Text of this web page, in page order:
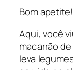
Bom apetite!
Aqui, você
macarrão
leva